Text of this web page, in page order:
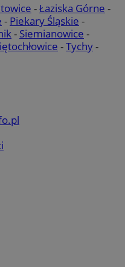
-Łaziska Górne -
- Piekary Śląskie -
- Siemianowice -
-Tychy-